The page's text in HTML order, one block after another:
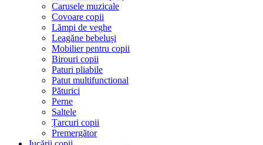
Carusele muzicale
Covoare copii
Lămpi de veghe
Leagăne bebeluși
Mobilier pentru copii
Birouri copii
Paturi pliabile
Patut multifunctional
Păturici
Perne
Saltele
Țarcuri copii
Premergător